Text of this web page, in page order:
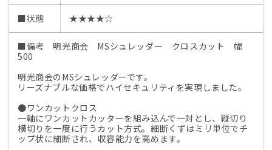
■状態 ★★★★☆
■備考 明光商会 MSシュレッダー クロスカット 幅
500
明光商会のMSシュレッダーです。
リーズナブルな価格でハイセキュリティを実現しました。
●ワンカットクロス
一軸にワンカットカッターを組み込んで一対とし、縦切り
横切りを一度に行うカット方式。細断くずはミリ単位でチ
ップ状に細断され、収容能力を高めます。